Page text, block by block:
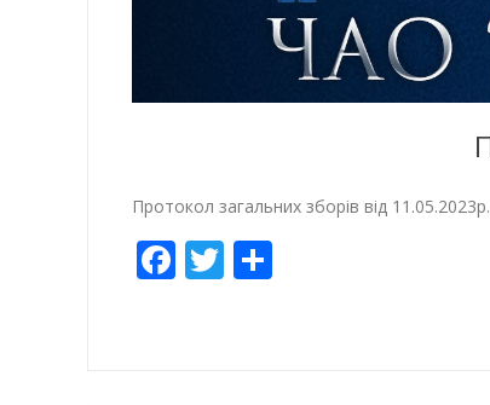
Протокол загальних зборів від
Facebook
Twitter
Empfehlen